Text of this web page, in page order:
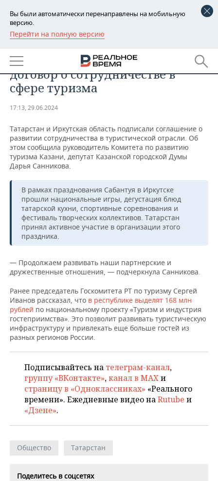
Вы были автоматически перенаправлены на мобильную
версию.
Перейти на полную версию
РЕГИОНЫ
БАШКОРТОСТАН
ТАТАРСТАН
НОВОСТИ
АНАЛИТИКА
ДЕКЛАРАЦИИ О ДОХОДАХ
КОРОЛИ ГОСЗАКАЗА ПФО
ВУЗЫ ТАТАРСТАНА
КОМУ ПРИНАДЛЕЖАТ
ТОРГОВЫЕ ЦЕНТРЫ
ТАТАРСТАНА
НОВОСТИ ЭКОНОМИКИ
ФИНАНСЫ
БАНКИ
БЮДЖЕТ
ИНВЕСТИЦИИ
ПРОМЫШЛЕННОСТЬ
НОВОСТИ
ПРОМЫШЛЕННОСТИ
МАШИНОСТРОЕНИЕ
НЕФТЕХИМИЯ
НЕФТЬ
ОПК
ЭНЕРГЕТИКА
НЕДВИЖИМОСТЬ
НОВОСТИ НЕДВИЖИМОСТИ
АВТО
НОВОСТИ АВТО
БИЗНЕС
НОВОСТИ БИЗНЕСА
РОЗНИЧНАЯ ТОРГОВЛЯ
ТРАНСПОРТ
ТЕХНОЛОГИИ
НОВОСТИ ТЕХНОЛОГИЙ
IT
ТЕЛЕКОММУНИКАЦИИ
МЕРОПРИЯТИЯ
НОВОСТИ МЕРОПРИЯТИЙ
БИЗНЕС-БРАНЧИ
ONLINE-КОНФЕРЕНЦИИ
ОТКРЫТАЯ ЛЕКЦИЯ
СПОРТ
ФУТБОЛ
ХОККЕЙ
БАСКЕТБОЛ
ВОЛЕЙБОЛ
КИБЕРСПОРТ
ФИГУРНОЕ КАТАНИЕ
НОВОСТИ ОБЩЕСТВА
ВЛАСТЬ
ИНФРАСТРУКТУРА
ИСТОРИЯ
КУЛЬТУРА
МЕДИЦИНА
ФОТОГАЛЕРЕЯ
СЮЖЕТЫ
СПРАВОЧНИК
СПИСОК ПЕРСОН
СПИСОК КОМПАНИЙ
ПОЛНАЯ ВЕРСИЯ
Казань и Иркутск подписали
договор о сотрудничестве в
сфере туризма
17:13, 29.06.2024
Татарстан и Иркутская область подписали соглашение о
развитии сотрудничества в туристической отрасли. Об
этом сообщила руководитель Комитета по развитию
туризма Казани, депутат Казанской городской Думы
Дарья Санникова.
В рамках празднования Сабантуя в Иркутске
прошли национальные игры, дегустация блюд
татарской кухни, спортивные соревнования и
фестиваль творческих коллективов. Татарстан
принял активное участие в организации этого
праздника.
— Продолжаем развивать наши партнерские и
дружественные отношения, — подчеркнула Санникова.
Ранее председатель Госкомитета РТ по туризму Сергей
Иванов рассказал, что в республике выделят 168 млн
рублей по национальному проекту «Туризм и индустрия
гостеприимства». Это позволит развивать туристическую
инфраструктуру и привлекать еще больше гостей из
разных регионов России.
Подписывайтесь на телеграм-канал,
группу «ВКонтакте»,канал в MAXи
страницу в «Одноклассниках» «Реального
времени». Ежедневные видео наRutube и
«Дзене».
Общество Татарстан
Поделитесь в соцсетях